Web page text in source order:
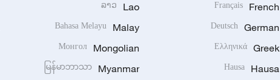
French
Français
German
Deutsch
Greek
Ελληνικά
Hausa
Hausa
Lao
ລາວ
Malay
Bahasa Melayu
Mongolian
Монгол
Myanmar
မြန်မာဘာသာ